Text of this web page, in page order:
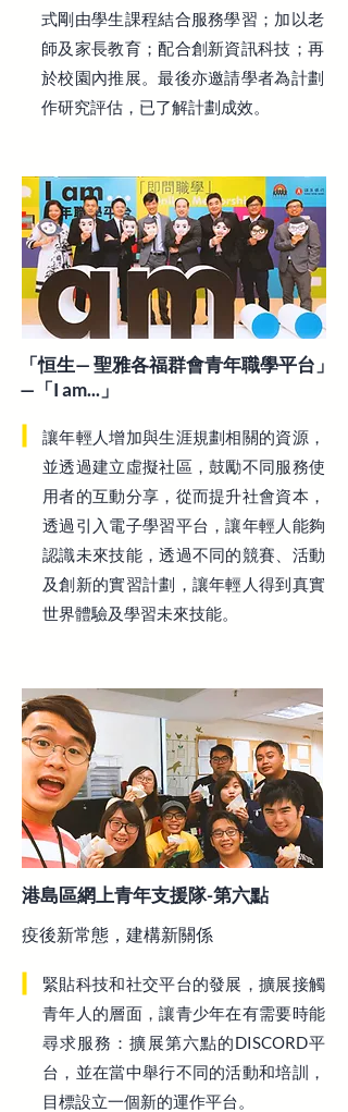
式剛由學生課程結合服務學習；加以老
師及家長教育；配合創新資訊科技；再
於校園內推展。最後亦邀請學者為計劃
作研究評估，已了解計劃成效。
讓年輕人增加與生涯規劃相關的資源，
並透過建立虛擬社區，鼓勵不同服務使
用者的互動分享，從而提升社會資本，
透過引入電子學習平台，讓年輕人能夠
認識未來技能，透過不同的競賽、活動
及創新的實習計劃，讓年輕人得到真實
世界體驗及學習未來技能。
「恒生— 聖雅各福群會青年職學平台」
—「I am...」
港島區網上青年支援隊-第六點
疫後新常態，建構新關係
緊貼科技和社交平台的發展，擴展接觸
青年人的層面，讓青少年在有需要時能
尋求服務：擴展第六點的DISCORD平
台，並在當中舉行不同的活動和培訓，
目標設立一個新的運作平台。